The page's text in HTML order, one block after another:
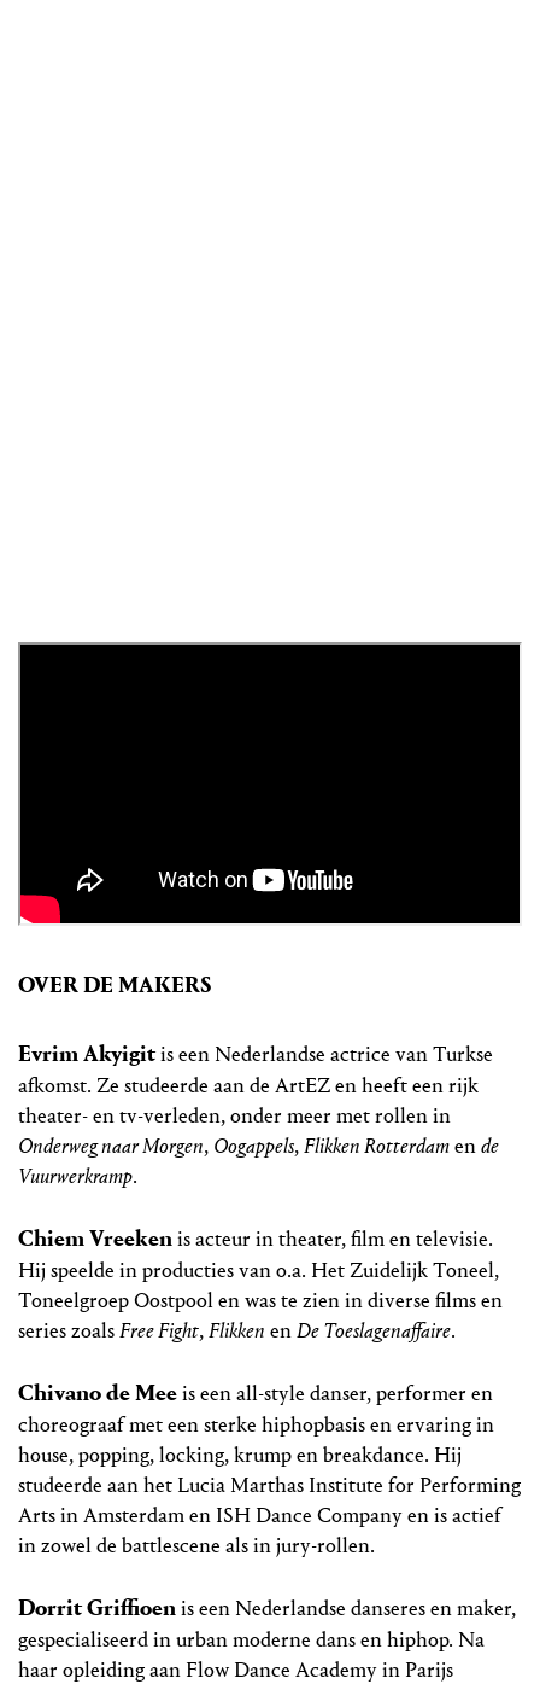
OVER DE MAKERS
Evrim Akyigitis een Nederlandse actrice van Turkse
afkomst. Ze studeerde aan de ArtEZ en heeft een rijk
theater- en tv-verleden, onder meer met rollen in
Onderweg naar Morgen, Oogappels,Flikken Rotterdamende
Vuurwerkramp.
Chiem Vreekenis acteur in theater, film en televisie.
Hij speelde in producties van o.a. Het Zuidelijk Toneel,
Toneelgroep Oostpool en was te zien in diverse films en
series zoalsFree Fight,Flikken enDe Toeslagenaffaire.
Chivano de Meeis een all-style danser, performer en
choreograaf met een sterke hiphop­basis en ervaring in
house, popping, locking, krump en breakdance. Hij
studeerde aan het Lucia Marthas Institute for Performing
Arts in Amsterdam en ISH Dance Company en is actief
in zowel de battle­scene als in jury-rollen.
Dorrit Griffioenis een Nederlandse danseres en maker,
gespecialiseerd in urban moderne dans en hiphop. Na
haar opleiding aan Flow Dance Academy in Parijs